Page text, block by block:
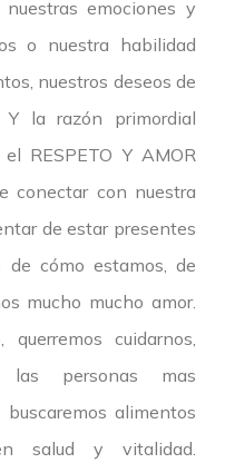
emociones y
o nuestra habilidad
nuestros deseos de
Y la razón primordial
RESPETO Y AMOR
conectar con nuestra
de estar presentes
de cómo estamos, de
mucho mucho amor.
cuidarnos,
las personas mas
alimentos
salud y vitalidad.